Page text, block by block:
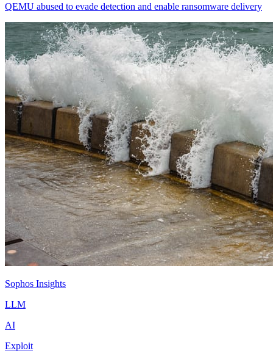
QEMU abused to evade detection and enable ransomware delivery
Sophos Insights
LLM
AI
Exploit